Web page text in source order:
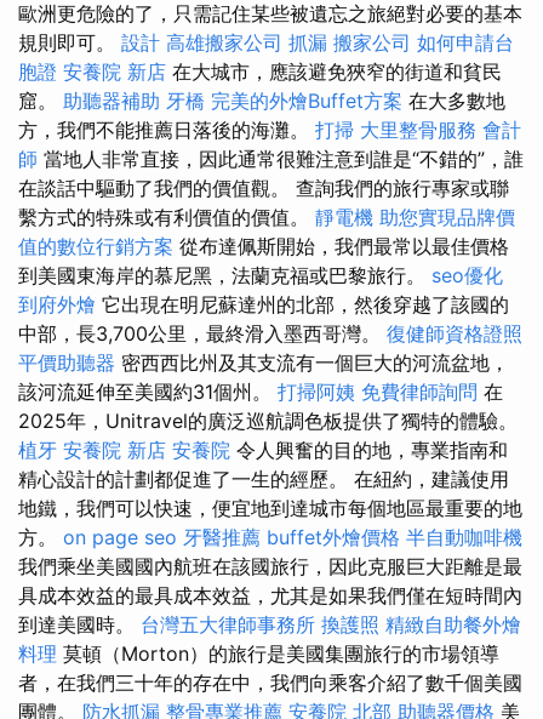
歐洲更危險的了，只需記住某些被遺忘之旅絕對必要的基本
規則即可。 設計 高雄搬家公司 抓漏 搬家公司 如何申請台
胞證 安養院 新店 在大城市，應該避免狹窄的街道和貧民
窟。 助聽器補助 牙橋 完美的外燴Buffet方案 在大多數地
方，我們不能推薦日落後的海灘。 打掃 大里整骨服務 會計
師 當地人非常直接，因此通常很難注意到誰是“不錯的”，誰
在談話中驅動了我們的價值觀。 查詢我們的旅行專家或聯
繫方式的特殊或有利價值的價值。 靜電機 助您實現品牌價
值的數位行銷方案 從布達佩斯開始，我們最常以最佳價格
到美國東海岸的慕尼黑，法蘭克福或巴黎旅行。 seo優化
到府外燴 它出現在明尼蘇達州的北部，然後穿越了該國的
中部，長3,700公里，最終滑入墨西哥灣。 復健師資格證照
平價助聽器 密西西比州及其支流有一個巨大的河流盆地，
該河流延伸至美國約31個州。 打掃阿姨 免費律師詢問 在
2025年，Unitravel的廣泛巡航調色板提供了獨特的體驗。
植牙 安養院 新店 安養院 令人興奮的目的地，專業指南和
精心設計的計劃都促進了一生的經歷。 在紐約，建議使用
地鐵，我們可以快速，便宜地到達城市每個地區最重要的地
方。 on page seo 牙醫推薦 buffet外燴價格 半自動咖啡機
我們乘坐美國國內航班在該國旅行，因此克服巨大距離是最
具成本效益的最具成本效益，尤其是如果我們僅在短時間內
到達美國時。 台灣五大律師事務所 換護照 精緻自助餐外燴
料理 莫頓（Morton）的旅行是美國集團旅行的市場領導
者，在我們三十年的存在中，我們向乘客介紹了數千個美國
團體。 防水抓漏 整骨專業推薦 安養院 北部 助聽器價格 美